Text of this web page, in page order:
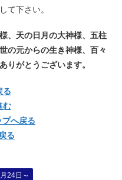
て下さい。
、天の日月の大神様、五柱
の元からの生き神様、百々
りがとうございます。
る
む
プへ戻る
る
24日～